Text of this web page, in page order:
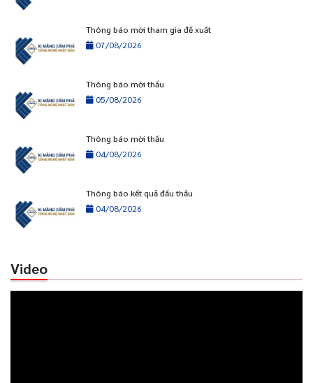
Thông báo mời tham gia đề xuất
07/08/2026
Thông báo mời thầu
05/08/2026
Thông báo mời thầu
04/08/2026
Thông báo kết quả đấu thầu
04/08/2026
Video